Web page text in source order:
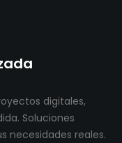
digitales,
Soluciones
necesidades reales.